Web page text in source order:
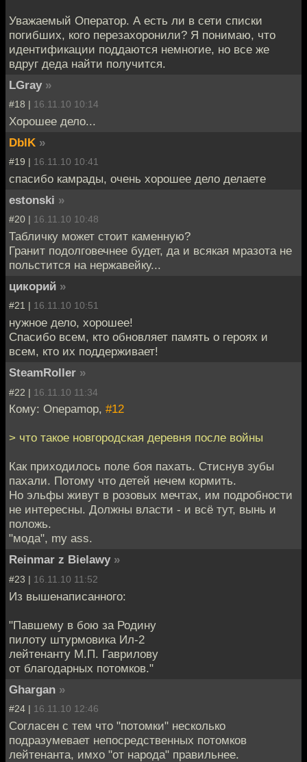
Уважаемый Оператор. А есть ли в сети списки
погибших, кого перезахоронили? Я понимаю, что
идентификации поддаются немногие, но все же
вдруг деда найти получится.
LGray »
#18 | 16.11.10 10:14
Хорошее дело...
DblK »
#19 | 16.11.10 10:41
спасибо камрады, очень хорошее дело делаете
estonski »
#20 | 16.11.10 10:48
Табличку может стоит каменную?
Гранит подолговечнее будет, да и всякая мразота не
польстится на нержавейку...
цикорий »
#21 | 16.11.10 10:51
нужное дело, хорошее!
Спасибо всем, кто обновляет память о героях и
всем, кто их поддерживает!
SteamRoller »
#22 | 16.11.10 11:34
Кому: Onepamop, #12
> что такое новгородская деревня после войны
Как приходилось поле боя пахать. Стиснув зубы
пахали. Потому что детей нечем кормить.
Но эльфы живут в розовых мечтах, им подробности
не интересны. Должны власти - и всё тут, вынь и
положь.
"мода", my ass.
Reinmar z Bielawy »
#23 | 16.11.10 11:52
Из вышенаписанного:
"Павшему в бою за Родину
пилоту штурмовика Ил-2
лейтенанту М.П. Гаврилову
от благодарных потомков."
Ghargan »
#24 | 16.11.10 12:46
Согласен с тем что "потомки" несколько
подразумевает непосредственных потомков
лейтенанта, имхо "от народа" правильнее.